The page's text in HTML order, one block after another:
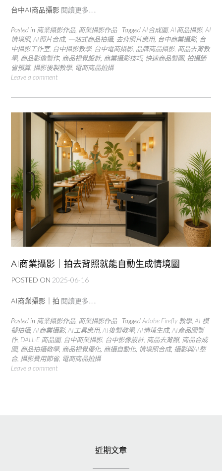
台中AI商品攝影 閱讀更多…..
Posted in 商業攝影作品, 商業攝影作品 TaggedAI合成圖, AI商品攝影, AI
情境照, AI照片合成, 一站式商品拍攝, 去背照片應用, 台中商業攝影, 台
中攝影工作室, 台中攝影教學, 台中電商攝影, 品牌商品攝影, 商品去背教
學, 商品影像製作, 商品視覺設計, 商業攝影技巧, 快速商品製圖, 拍攝節
省預算, 攝影後製教學, 電商商品拍攝
Leave a comment
AI商業攝影｜拍去背照就能自動生成情境圖
POSTED ON 2025-06-16
AI商業攝影｜拍 閱讀更多…..
Posted in 商業攝影作品, 商業攝影作品 TaggedAdobe Firefly 教學, AI 模
擬拍攝, AI商業攝影, AI工具應用, AI後製教學, AI情境生成, AI產品圖製
作, DALL·E 商品圖, 台中商業攝影, 台中影像設計, 商品去背照, 商品合成
圖, 商品拍攝教學, 商品視覺優化, 商攝自動化, 情境照合成, 攝影與AI整
合, 攝影費用節省, 電商商品拍攝
Leave a comment
近期文章